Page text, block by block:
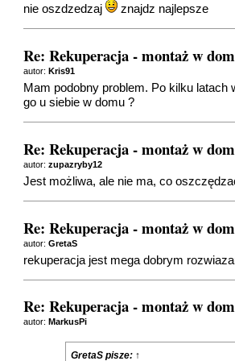
nie oszdzedzaj znajdz najlepsze
Re: Rekuperacja - montaż w
autor:Kris91
Mam podobny problem. Po kilku
go u siebie w domu ?
Re: Rekuperacja - montaż w
autor:zupazryby12
Jest możliwa, ale nie ma, co
Re: Rekuperacja - montaż w
autor:GretaS
rekuperacja jest mega dobrym
Re: Rekuperacja - montaż w
autor: MarkusPi
GretaSpisze: ↑